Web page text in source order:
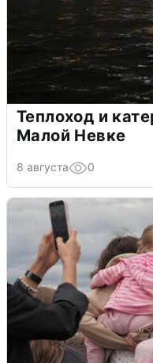
Теплоход и
Малой Невке
8 августа 0